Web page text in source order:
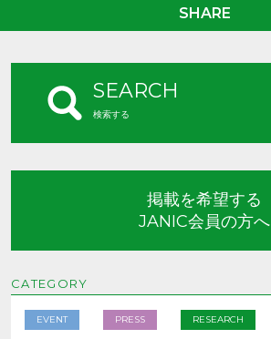
SHARE
SEARCH
検索する
掲載を希望する
JANIC会員の方へ
CATEGORY
EVENT PRESS RESEARCH